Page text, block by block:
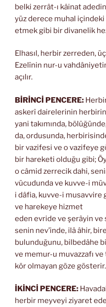
belki zerrât-ı kâinat
yüz derece muhal
etmek gibi bir divanelik
Elhasıl, herbir zerreden,
Ezelînin nur-u
açılır.
BİRİNCİ PENCERE:
askerî dairelerinin
yani takımında,
da, ordusunda,
bir vazifesi ve o vazifeye
bir hareketi olduğu gibi;
o câmid zerrecik dahi,
vücudunda ve kuvve-i
i dâfia, kuvve-i musavvire
ve harekeye hizmet
eden evride ve şerâyin ve
senin nev’inde, ilâ âhir,
bulunduğunu, bilbedâhe
ve memur-u muvazzafı
kör olmayan göze gösterir.
İKİNCİ PENCERE:
herbir meyveyi ziyaret